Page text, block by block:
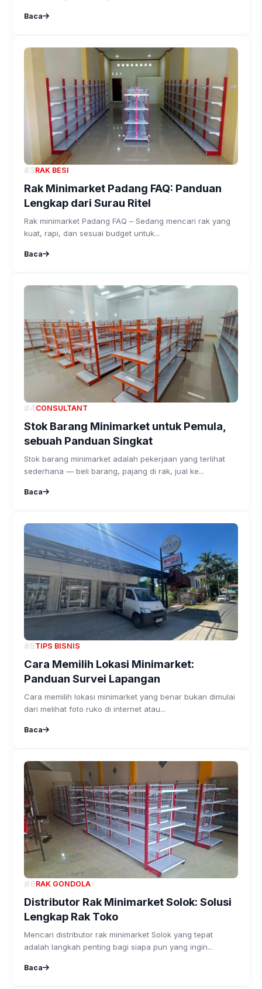
Baca
#3RAK BESI
Rak Minimarket Padang FAQ: Panduan
Lengkap dari Surau Ritel
Rak minimarket Padang FAQ – Sedang mencari rak yang
kuat, rapi, dan sesuai budget untuk...
Baca
#4 CONSULTANT
Stok Barang Minimarket untuk Pemula,
sebuah Panduan Singkat
Stok barang minimarket adalah pekerjaan yang terlihat
sederhana — beli barang, pajang di rak, jual ke...
Baca
#5TIPS BISNIS
Cara Memilih Lokasi Minimarket:
Panduan Survei Lapangan
Cara memilih lokasi minimarket yang benar bukan dimulai
dari melihat foto ruko di internet atau...
Baca
#6RAK GONDOLA
Distributor Rak Minimarket Solok: Solusi
Lengkap Rak Toko
Mencari distributor rak minimarket Solok yang tepat
adalah langkah penting bagi siapa pun yang ingin...
Baca